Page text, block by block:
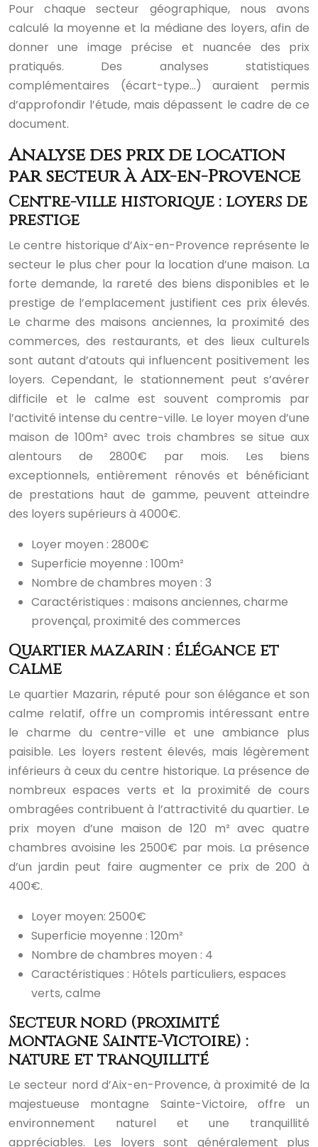
Pour chaque secteur géographique, nous avons
calculé la moyenne et la médiane des loyers, afin de
donner une image précise et nuancée des prix
pratiqués. Des analyses statistiques
complémentaires (écart-type…) auraient permis
d’approfondir l’étude, mais dépassent le cadre de ce
document.
Analyse des prix de location
par secteur à Aix-en-Provence
Centre-ville historique : loyers de
prestige
Le centre historique d’Aix-en-Provence représente le
secteur le plus cher pour la location d’une maison. La
forte demande, la rareté des biens disponibles et le
prestige de l’emplacement justifient ces prix élevés.
Le charme des maisons anciennes, la proximité des
commerces, des restaurants, et des lieux culturels
sont autant d’atouts qui influencent positivement les
loyers. Cependant, le stationnement peut s’avérer
difficile et le calme est souvent compromis par
l’activité intense du centre-ville. Le loyer moyen d’une
maison de 100m² avec trois chambres se situe aux
alentours de 2800€ par mois. Les biens
exceptionnels, entièrement rénovés et bénéficiant
de prestations haut de gamme, peuvent atteindre
des loyers supérieurs à 4000€.
Loyer moyen : 2800€
Superficie moyenne : 100m²
Nombre de chambres moyen : 3
Caractéristiques : maisons anciennes, charme
provençal, proximité des commerces
Quartier mazarin : élégance et
calme
Le quartier Mazarin, réputé pour son élégance et son
calme relatif, offre un compromis intéressant entre
le charme du centre-ville et une ambiance plus
paisible. Les loyers restent élevés, mais légèrement
inférieurs à ceux du centre historique. La présence de
nombreux espaces verts et la proximité de cours
ombragées contribuent à l’attractivité du quartier. Le
prix moyen d’une maison de 120 m² avec quatre
chambres avoisine les 2500€ par mois. La présence
d’un jardin peut faire augmenter ce prix de 200 à
400€.
Loyer moyen: 2500€
Superficie moyenne : 120m²
Nombre de chambres moyen : 4
Caractéristiques : Hôtels particuliers, espaces
verts, calme
Secteur nord (proximité
montagne Sainte-Victoire) :
nature et tranquillité
Le secteur nord d’Aix-en-Provence, à proximité de la
majestueuse montagne Sainte-Victoire, offre un
environnement naturel et une tranquillité
appréciables. Les loyers sont généralement plus